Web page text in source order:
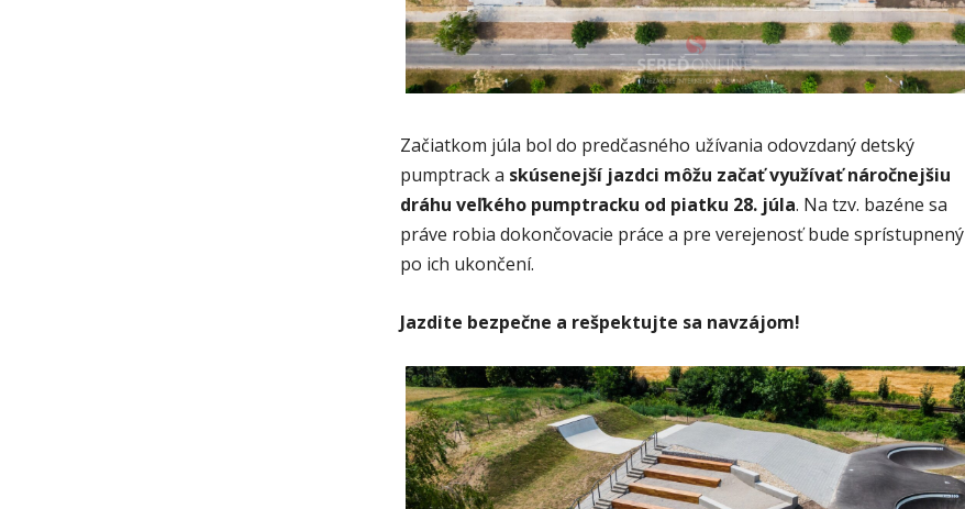
Začiatkom júla bol do predčasného užívania odovzdaný detský
pumptrack a skúsenejší jazdci môžu začať využívať náročnejšiu
dráhu veľkého pumptracku od piatku 28. júla. Na tzv. bazéne sa
práve robia dokončovacie práce a pre verejenosť bude sprístupnený
po ich ukončení.
Jazdite bezpečne a rešpektujte sa navzájom!